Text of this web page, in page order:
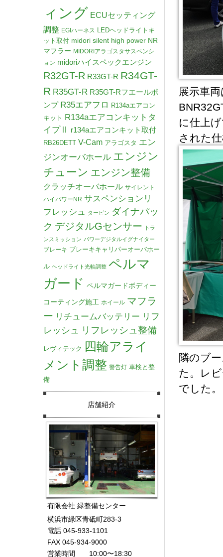
展示車
に仕上
された
隣のブ
た。レ
でした。
ィング ECUセッティング
調整 EGIハーネス LEDヘッドライトキ
ット取付 midori silent high power NR
マフラー MIDORIアラゴスタサスペンシ
ョン midoriハイスペックエンジン
R32GT-R R33GT-R R34GT-
R R35GT-R R35GT-Rフエールポ
ンプ R35エアフロ R134aエアコン
キット R134aエアコンキットタ
イプⅡ
r134aエアコンキット取付
RB26DETT V-Cam アラゴスタ エン
ジンオーバホール エンジン
チューン エンジン整備
クラッチオーバホール サイレント
ハイパワーNR サスペンションリ
フレッシュ
タービン ダイナパッ
ク デジタルGセンサー
トラ
ンスミッション パワーデジタルイグナイター
ブレーキ ブレーキキャリパーオーバホー
ル ヘッドライト光軸調整 ペルマ
ガード ペルマガードボディー
コーティング施工 ホイール マフラ
ー リチュームバッテリー リフ
レッシュ
リフレッシュ整備
レヴィテック 四輪アライ
メント調整 警告灯 車検と整
備
店舗紹介
有限会社 緑整備センター
横浜市緑区青砥町283-3
電話 045-933-1101
FAX 045-934-9000
営業時間 10:00〜18:30